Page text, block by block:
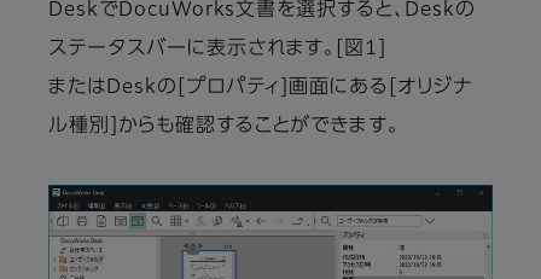
DeskでDocuWorks文書を選択すると、Deskの
ステータスバーに表示されます。[図1]
またはDeskの[プロパティ]画面にある[オリジナ
ル種別]からも確認することができます。